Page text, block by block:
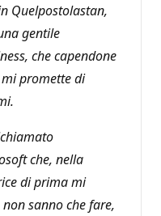
Quelpostolastan,
gentile
che capendone
promette di
che, nella
di prima mi
sanno che fare,